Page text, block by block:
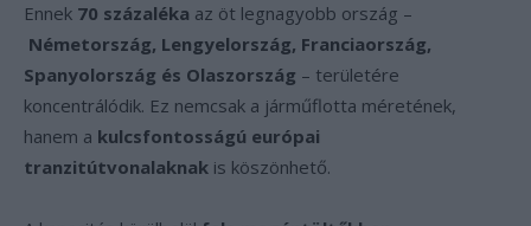
Ennek 70 százaléka az öt legnagyobb ország –
Németország, Lengyelország, Franciaország,
Spanyolország és Olaszország – területére
koncentrálódik. Ez nemcsak a járműflotta méretének,
hanem a kulcsfontosságú európai
tranzitútvonalaknak is köszönhető.